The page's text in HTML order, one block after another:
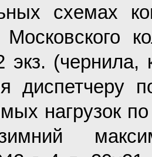
схемах
экз.
диспетчеру
нагрузок
зимний